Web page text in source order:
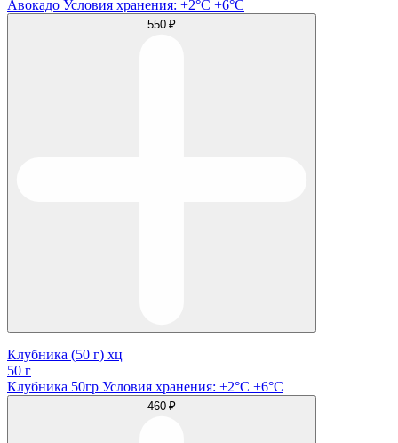
Авокадо Условия хранения: +2°C +6°C
550 ₽
Клубника (50 г) хц
50 г
Клубника 50гр Условия хранения: +2°C +6°C
460 ₽